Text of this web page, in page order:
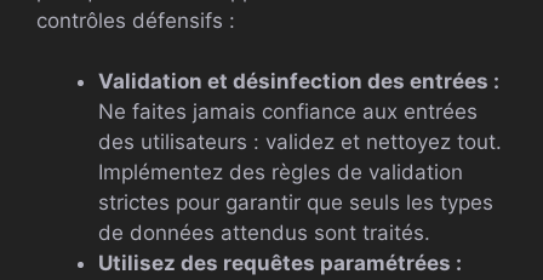
contrôles défensifs :
Validation et désinfection des entrées :
Ne faites jamais confiance aux entrées
des utilisateurs : validez et nettoyez tout.
Implémentez des règles de validation
strictes pour garantir que seuls les types
de données attendus sont traités.
Utilisez des requêtes paramétrées :